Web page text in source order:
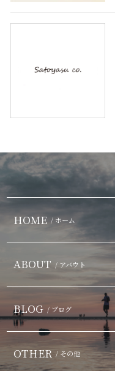
HOME / ホーム
ABOUT / アバウト
BLOG / ブログ
OTHER / その他